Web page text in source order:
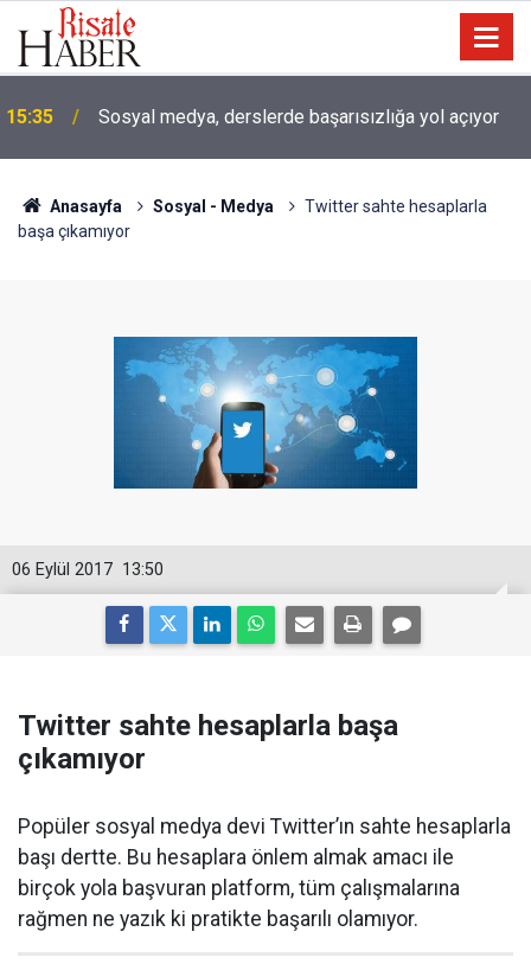
15:35 Sosyal medya, derslerde başarısızlığa yol açıyor
Anasayfa Sosyal - Medya
Twitter sahte hesaplarla
başa çıkamıyor
13:50
06 Eylül 2017
Twitter sahte hesaplarla başa
çıkamıyor
Popüler sosyal medya devi Twitter’ın sahte hesaplarla
başı dertte. Bu hesaplara önlem almak amacı ile
birçok yola başvuran platform, tüm çalışmalarına
rağmen ne yazık ki pratikte başarılı olamıyor.